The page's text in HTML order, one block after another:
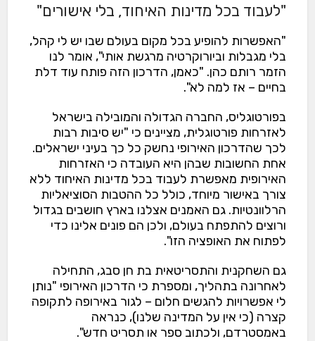
"לעבוד בכל מדינות האיחוד, בלי אישורים"
"האפשרות להופיע בכל מקום בעולם שבו יש לי קהל,
בלי מגבלות וביורוקרטיה מרגשת אותי", אומר לנו
הזמר רותם כהן. "כאמן, הדרכון הזה פותח עוד דלת
בחיים – אז למה לא".
בפורטוגליס, החברה הגדולה והמובילה בישראל
לאזרחות פורטוגלית, מציינים כי "יש סיבות רבות
לכך שהדרכון האירופי נחשק כל כך בעיני ישראלים.
אחת החשובות שבהן היא העובדה כי האזרחות
האירופית מאפשרת לעבוד בכל מדינות האיחוד ללא
צורך באישור מיוחד, כולל כל ההטבות הסוציאליות
הרלוונטיות. גם האמנים אצלנו בארץ חושבים בגדול
ורוצים להתפתח בעולם, ולכן הם פונים אלינו כדי
לפתוח את האופציה הזו".
גם השחקנית והתסריטאית בת חן סבג, התחילה
לאחרונה בתהליך, ומספרת כי הדרכון האירופי "נותן
לי אפשרויות להגשים חלום – לגור באירופה לתקופה
קצרה (כי אין על המדינה שלנו), כנראה
באמסטרדם, ולכתוב ספר או תסריט חדש".